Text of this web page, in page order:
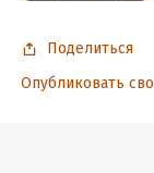
Поделиться
Опубликовать